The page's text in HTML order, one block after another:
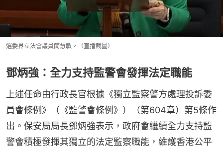
選委界立法會議員簡慧敏。（直播截圖）
鄧炳強：全力支持監警會發揮法定職能
上述任命由行政長官根據《獨立監察警方處理投訴委
員會條例》（《監警會條例》）（第604章）第5條作
出。保安局局長鄧炳強表示，政府會繼續全力支持監
警會積極發揮其獨立的法定監察職能，維護香港公平